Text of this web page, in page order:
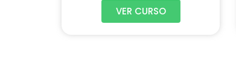
VER CURSO